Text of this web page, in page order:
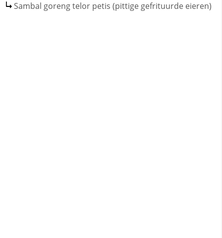
Sambal goreng telor petis (pittige gefrituurde eieren)